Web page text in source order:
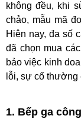
không đều, khi
chảo, mẫu mã
Hiện nay, đa số
đã chọn mua
bảo việc kinh
lỗi, sự cố thường
1. Bếp ga